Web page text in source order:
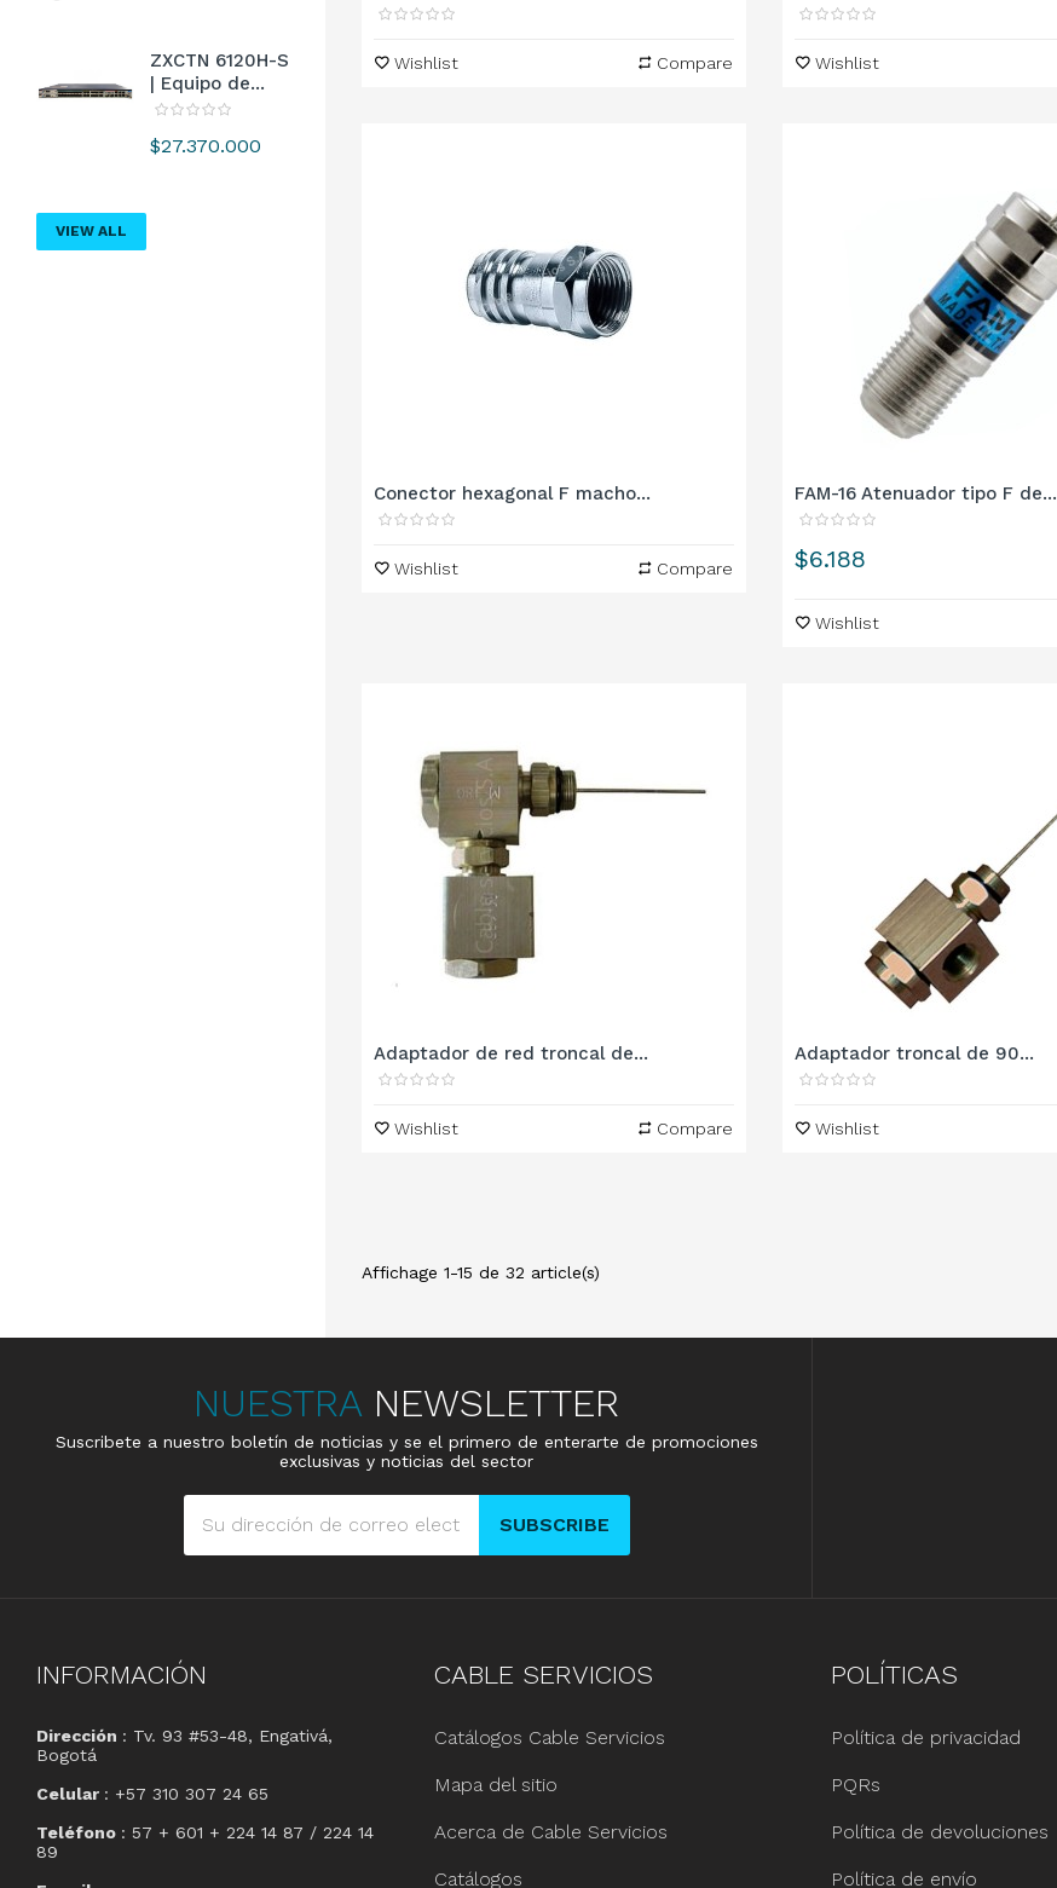
ZXCTN 6120H-S
| Equipo de...
Precio
$27.370.000
VIEW ALL
Wishlist Compare Wishlist
Conector hexagonal F macho...
Wishlist Compare
FAM-16 Atenuador tipo F de...
Precio
$6.188
Wishlist
Adaptador de red troncal de...
Wishlist Compare
Adaptador troncal de 90...
Wishlist
Affichage 1-15 de 32 article(s)
NUESTRA NEWSLETTER
Suscribete a nuestro boletín de noticias y se el primero de enterarte de promociones
exclusivas y noticias del sector
SUBSCRIBE
INFORMACIÓN
Dirección : Tv. 93 #53-48, Engativá,
Bogotá
Celular : +57 310 307 24 65
Teléfono : 57 + 601 + 224 14 87 / 224 14
89
CABLE SERVICIOS
Catálogos Cable Servicios
Mapa del sitio
Acerca de Cable Servicios
Catálogos
POLÍTICAS
Política de privacidad
PQRs
Política de devoluciones
Política de envío